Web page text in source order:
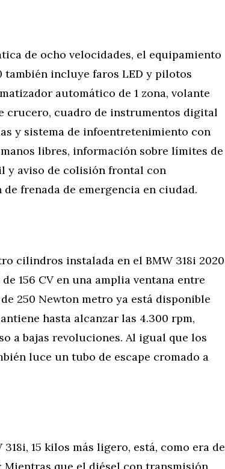
de ocho velocidades, el equipamiento
también incluye faros LED y pilotos
automático de 1 zona, volante
crucero, cuadro de instrumentos digital
y sistema de infoentretenimiento con
libres, información sobre límites de
y aviso de colisión frontal con
frenada de emergencia en ciudad.
cilindros instalada en el BMW 318i 2020
156 CV en una amplia ventana entre
250 Newton metro ya está disponible
hasta alcanzar las 4.300 rpm,
a bajas revoluciones. Al igual que los
luce un tubo de escape cromado a
15 kilos más ligero, está, como era de
Mientras que el diésel con transmisión